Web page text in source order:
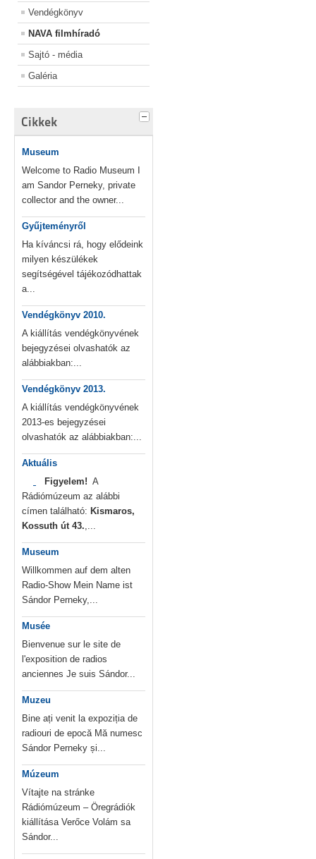
Vendégkönyv
NAVA filmhíradó
Sajtó - média
Galéria
Cikkek
Museum
Welcome to Radio Museum I
am Sandor Perneky, private
collector and the owner...
Gyűjteményről
Ha kíváncsi rá, hogy elődeink
milyen készülékek
segítségével tájékozódhattak
a...
Vendégkönyv 2010.
A kiállítás vendégkönyvének
bejegyzései olvashatók az
alábbiakban:...
Vendégkönyv 2013.
A kiállítás vendégkönyvének
2013-es bejegyzései
olvashatók az alábbiakban:...
Aktuális
Figyelem! A
Rádiómúzeum az alábbi
címen található: Kismaros,
Kossuth út 43.,...
Museum
Willkommen auf dem alten
Radio-Show Mein Name ist
Sándor Perneky,...
Musée
Bienvenue sur le site de
l'exposition de radios
anciennes Je suis Sándor...
Muzeu
Bine ați venit la expoziția de
radiouri de epocă Mă numesc
Sándor Perneky și...
Múzeum
Vítajte na stránke
Rádiómúzeum – Öregrádiók
kiállítása Verőce Volám sa
Sándor...